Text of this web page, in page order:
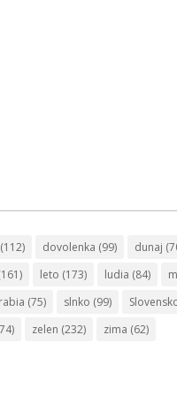
(112) dovolenka (99) dunaj
leto (173) ludia (84)
(75) slnko (99)
zelen (232) zima (62)